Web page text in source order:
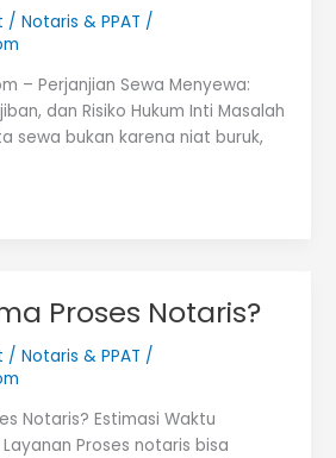
/ Notaris & PPAT /
– Perjanjian Sewa Menyewa:
dan Risiko Hukum Inti Masalah
sewa bukan karena niat buruk,
Proses Notaris?
/ Notaris & PPAT /
Notaris? Estimasi Waktu
Proses notaris bisa